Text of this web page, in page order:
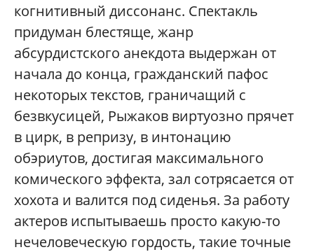
когнитивный диссонанс. Спектакль
придуман блестяще, жанр
абсурдистского анекдота выдержан от
начала до конца, гражданский пафос
некоторых текстов, граничащий с
безвкусицей, Рыжаков виртуозно прячет
в цирк, в репризу, в интонацию
обэриутов, достигая максимального
комического эффекта, зал сотрясается от
хохота и валится под сиденья. За работу
актеров испытываешь просто какую-то
нечеловеческую гордость, такие точные